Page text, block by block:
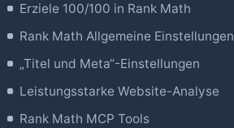
Erziele 100/100 in Rank Math
Rank Math Allgemeine Einstellungen
„Titel und Meta“-Einstellungen
Leistungsstarke Website-Analyse
Rank Math MCP Tools